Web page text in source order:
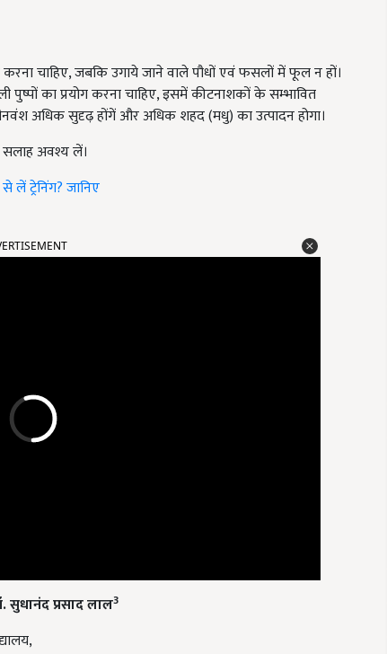
चाहिए, जबकि उगाये जाने वाले पौधों एवं फसलों में फूल न हों।
का प्रयोग करना चाहिए, इसमें कीटनाशकों के सम्भावित
अधिक सुदृढ़ होंगें और अधिक शहद (मधु) का उत्पादन होगा।
सलाह अवश्य लें।
ट्रेनिंग? जानिए
सुधानंद प्रसाद लाल3